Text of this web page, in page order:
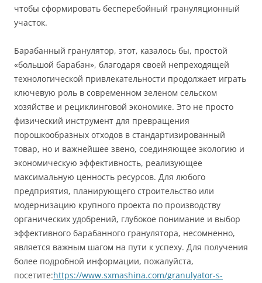
чтобы сформировать бесперебойный грануляционный
участок.
Барабанный гранулятор, этот, казалось бы, простой
«большой барабан», благодаря своей непреходящей
технологической привлекательности продолжает играть
ключевую роль в современном зеленом сельском
хозяйстве и рециклинговой экономике. Это не просто
физический инструмент для превращения
порошкообразных отходов в стандартизированный
товар, но и важнейшее звено, соединяющее экологию и
экономическую эффективность, реализующее
максимальную ценность ресурсов. Для любого
предприятия, планирующего строительство или
модернизацию крупного проекта по производству
органических удобрений, глубокое понимание и выбор
эффективного барабанного гранулятора, несомненно,
является важным шагом на пути к успеху. Для получения
более подробной информации, пожалуйста,
посетите:https://www.sxmashina.com/granulyator-s-